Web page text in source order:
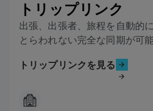
トリップリンク
出張、出張者、旅程を自動的
とらわれない完全な同期が可
トリップリンクを
トリップリンクを見る